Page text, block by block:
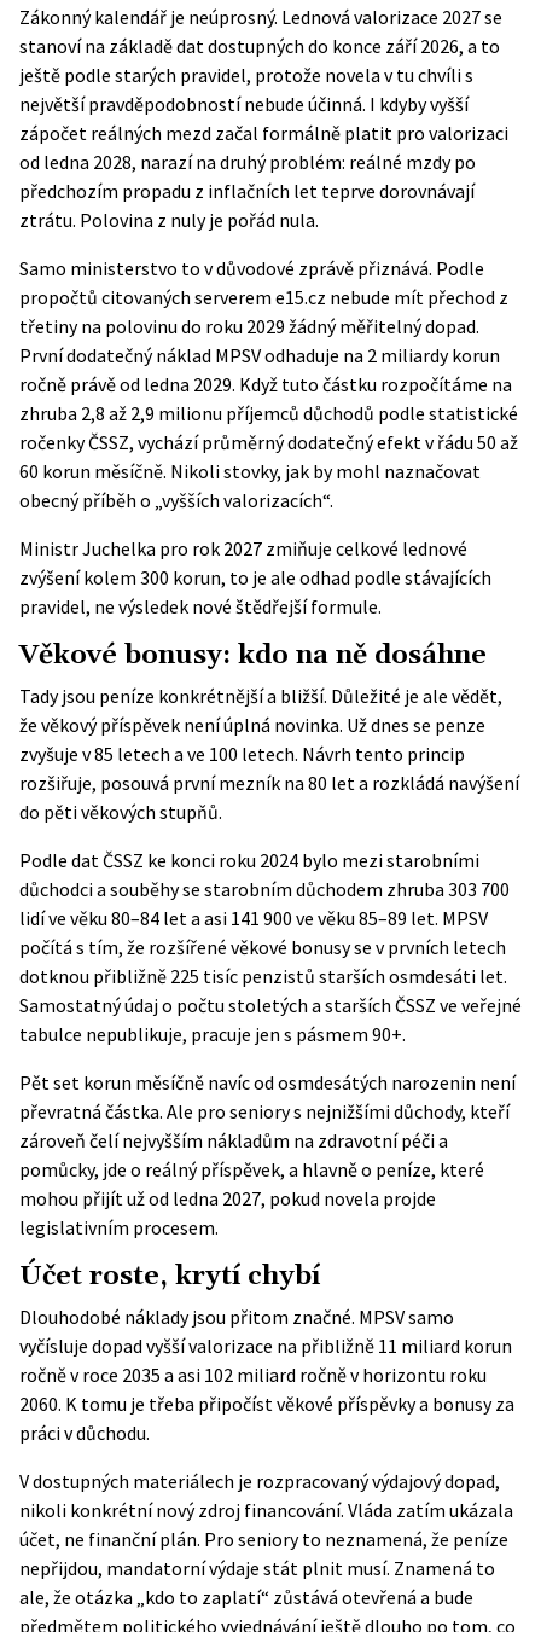
Zákonný kalendář je neúprosný. Lednová valorizace 2027 se
stanoví na základě dat dostupných do konce září 2026, a to
ještě podle starých pravidel, protože novela v tu chvíli s
největší pravděpodobností nebude účinná. I kdyby vyšší
zápočet reálných mezd začal formálně platit pro valorizaci
od ledna 2028, narazí na druhý problém: reálné mzdy po
předchozím propadu z inflačních let teprve dorovnávají
ztrátu. Polovina z nuly je pořád nula.
Samo ministerstvo to v důvodové zprávě přiznává. Podle
propočtů citovaných serverem e15.cz nebude mít přechod z
třetiny na polovinu do roku 2029 žádný měřitelný dopad.
První dodatečný náklad MPSV odhaduje na 2 miliardy korun
ročně právě od ledna 2029. Když tuto částku rozpočítáme na
zhruba 2,8 až 2,9 milionu příjemců důchodů podle statistické
ročenky ČSSZ, vychází průměrný dodatečný efekt v řádu 50 až
60 korun měsíčně. Nikoli stovky, jak by mohl naznačovat
obecný příběh o „vyšších valorizacích“.
Ministr Juchelka pro rok 2027 zmiňuje celkové lednové
zvýšení kolem 300 korun, to je ale odhad podle stávajících
pravidel, ne výsledek nové štědřejší formule.
Věkové bonusy: kdo na ně dosáhne
Tady jsou peníze konkrétnější a bližší. Důležité je ale vědět,
že věkový příspěvek není úplná novinka. Už dnes se penze
zvyšuje v 85 letech a ve 100 letech. Návrh tento princip
rozšiřuje, posouvá první mezník na 80 let a rozkládá navýšení
do pěti věkových stupňů.
Podle dat ČSSZ ke konci roku 2024 bylo mezi starobními
důchodci a souběhy se starobním důchodem zhruba 303 700
lidí ve věku 80–84 let a asi 141 900 ve věku 85–89 let. MPSV
počítá s tím, že rozšířené věkové bonusy se v prvních letech
dotknou přibližně 225 tisíc penzistů starších osmdesáti let.
Samostatný údaj o počtu stoletých a starších ČSSZ ve veřejné
tabulce nepublikuje, pracuje jen s pásmem 90+.
Pět set korun měsíčně navíc od osmdesátých narozenin není
převratná částka. Ale pro seniory s nejnižšími důchody, kteří
zároveň čelí nejvyšším nákladům na zdravotní péči a
pomůcky, jde o reálný příspěvek, a hlavně o peníze, které
mohou přijít už od ledna 2027, pokud novela projde
legislativním procesem.
Účet roste, krytí chybí
Dlouhodobé náklady jsou přitom značné. MPSV samo
vyčísluje dopad vyšší valorizace na přibližně 11 miliard korun
ročně v roce 2035 a asi 102 miliard ročně v horizontu roku
2060. K tomu je třeba připočíst věkové příspěvky a bonusy za
práci v důchodu.
V dostupných materiálech je rozpracovaný výdajový dopad,
nikoli konkrétní nový zdroj financování. Vláda zatím ukázala
účet, ne finanční plán. Pro seniory to neznamená, že peníze
nepřijdou, mandatorní výdaje stát plnit musí. Znamená to
ale, že otázka „kdo to zaplatí“ zůstává otevřená a bude
předmětem politického vyjednávání ještě dlouho po tom, co